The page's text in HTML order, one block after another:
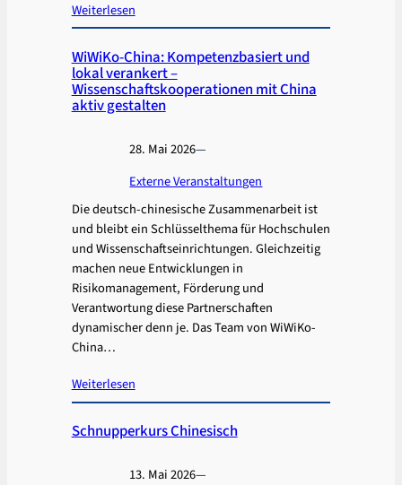
Weiterlesen
WiWiKo-China: Kompetenzbasiert und
lokal verankert –
Wissenschaftskooperationen mit China
aktiv gestalten
28. Mai 2026—
Externe Veranstaltungen
Die deutsch-chinesische Zusammenarbeit ist
und bleibt ein Schlüsselthema für Hochschulen
und Wissenschaftseinrichtungen. Gleichzeitig
machen neue Entwicklungen in
Risikomanagement, Förderung und
Verantwortung diese Partnerschaften
dynamischer denn je. Das Team von WiWiKo-
China…
Weiterlesen
Schnupperkurs Chinesisch
13. Mai 2026—